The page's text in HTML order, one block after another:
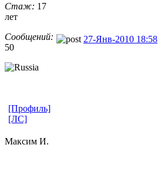
Стаж: 17
лет
Сообщений:
50
27-Янв-2010 18:58
[Профиль]
[ЛС]
Максим И.